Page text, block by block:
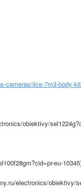
cameras/ilce-7m3-body-
obiektivy/
eu-
electronics/obiektivy/